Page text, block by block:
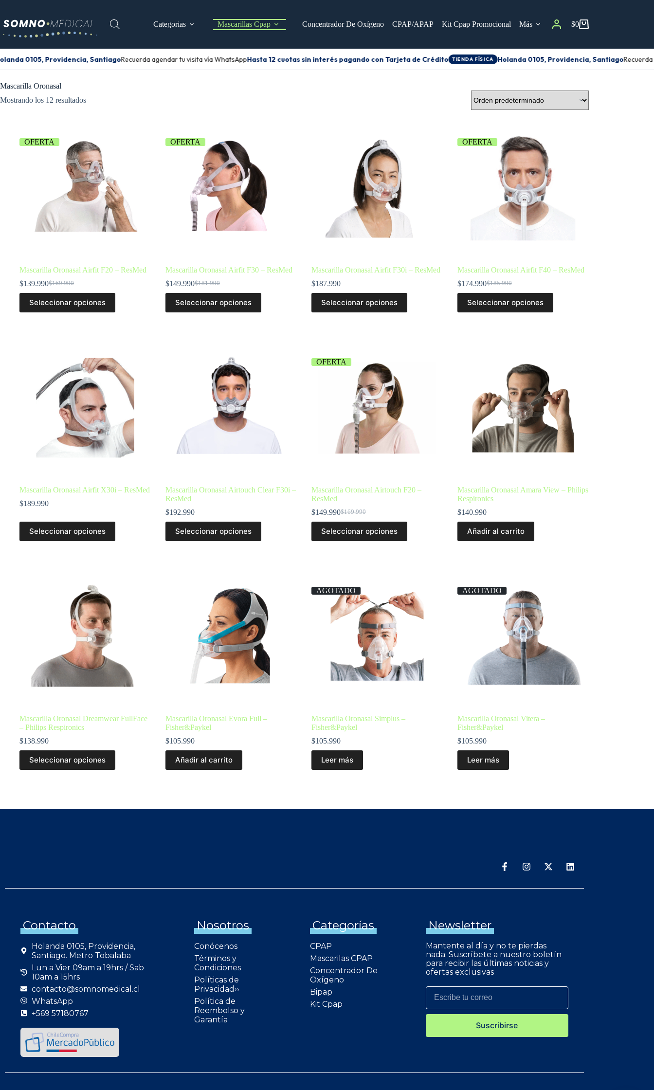
Categorias Mascarillas Cpap Concentrador De Oxígeno CPAP/APAP Kit Cpap Promocional Más $0
0105, Providencia, SantiagoRecuerda agendar tu visita vía WhatsAppHasta 12 cuotas sin interés pagando con Tarjeta de Crédito TIENDA FÍSICA Holanda 0105, Providencia, SantiagoRecuerda
Mascarilla Oronasal
Mostrando los 12 resultados
OFERTA
Mascarilla Oronasal Airfit F20 – ResMed
$169.990
$139.990
Seleccionar opciones
OFERTA
Mascarilla Oronasal Airfit F30 – ResMed
$181.990
$149.990
Seleccionar opciones
Mascarilla Oronasal Airfit F30i – ResMed
$187.990
Seleccionar opciones
OFERTA
Mascarilla Oronasal Airfit F40 – ResMed
$185.990
$174.990
Seleccionar opciones
Mascarilla Oronasal Airfit X30i – ResMed
$189.990
Seleccionar opciones
Mascarilla Oronasal Airtouch Clear F30i –
ResMed
$192.990
Seleccionar opciones
OFERTA
Mascarilla Oronasal Airtouch F20 –
ResMed
$169.990
$149.990
Seleccionar opciones
Mascarilla Oronasal Amara View – Philips
Respironics
$140.990
Añadir al carrito
Mascarilla Oronasal Dreamwear FullFace
– Philips Respironics
$138.990
Seleccionar opciones
Mascarilla Oronasal Evora Full –
Fisher&Paykel
$105.990
Añadir al carrito
AGOTADO
Mascarilla Oronasal Simplus –
Fisher&Paykel
$105.990
Leer más
AGOTADO
Mascarilla Oronasal Vitera –
Fisher&Paykel
$105.990
Leer más
Contacto
Holanda 0105, Providencia,
Santiago. Metro Tobalaba
Lun a Vier 09am a 19hrs / Sab
10am a 15hrs
contacto@somnomedical.cl
WhatsApp
+569 57180767
Nosotros
Conócenos
Términos y
Condiciones
Políticas de
Privacidad››
Política de
Reembolso y
Garantía
Categorías
CPAP
Mascarilas CPAP
Concentrador De
Oxígeno
Bipap
Kit Cpap
Newsletter
Mantente al día y no te pierdas
nada: Suscríbete a nuestro boletín
para recibir las últimas noticias y
ofertas exclusivas
Suscribirse